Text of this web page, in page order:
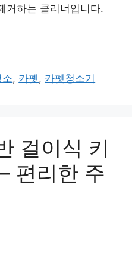
거하는 클리너입니다.
소, 카펫 , 카펫청소기
걸이식 키
편리한 주